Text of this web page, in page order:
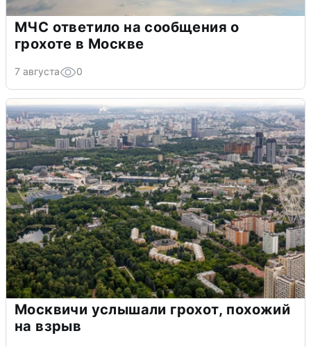
МЧС ответило на сообщения о
грохоте в Москве
7 августа 0
Москвичи услышали грохот, похожий
на взрыв